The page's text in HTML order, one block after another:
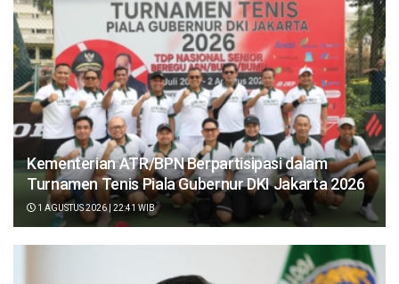
Kementerian ATR/BPN Berpartisipasi dalam
Turnamen Tenis Piala Gubernur DKI Jakarta 2026
1 AGUSTUS 2026 | 22:41 WIB